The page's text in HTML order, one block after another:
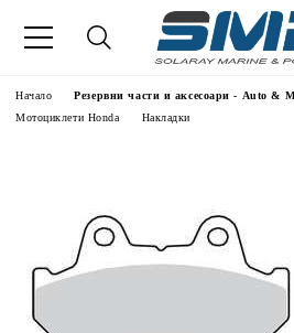
Начало
Резервни части и аксесоари - Auto &
Мотоциклети Honda
Накладки